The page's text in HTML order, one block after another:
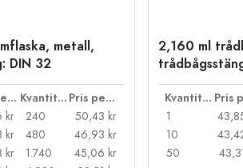
metall,
DIN 32
Pris per styck Kvantitet
Pris per styck
kr
kr
kr
240
50,43 kr
480
46,93 kr
1.740
45,06 kr
2,160 ml
Kvantitet
1
10
50